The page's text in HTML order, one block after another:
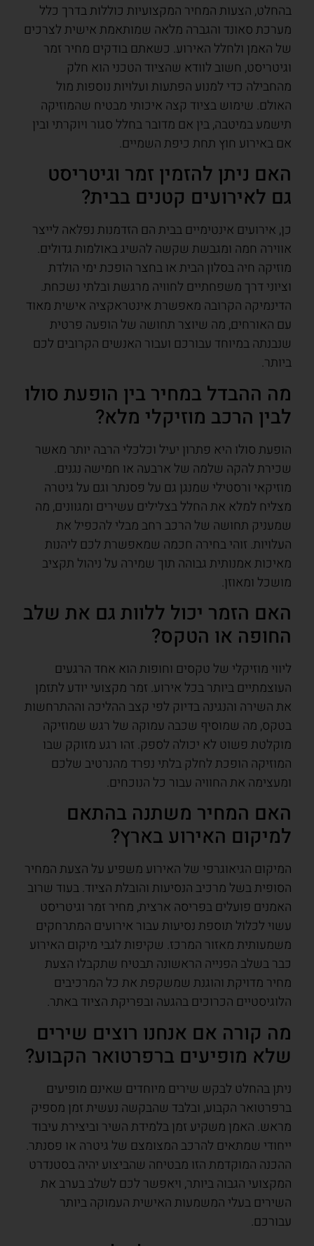
בהחלט, הצעות המחיר המקצועיות כוללות בדרך כלל
מערכת סאונד והגברה מלאה שמותאמת אישית לצרכים
של האמן ולחלל האירוע. כשאתם בודקים מחיר זמר
וגיטריסט, חשוב לוודא שהציוד הטכני הוא חלק
מהחבילה כדי למנוע הפתעות ועלויות נוספות מול
האולם. שימוש בציוד קצה איכותי מבטיח שהמוזיקה
תישמע במיטבה, בין אם מדובר בחלל סגור ויוקרתי ובין
אם באירוע חוץ תחת כיפת השמיים.
האם ניתן להזמין זמר וגיטריסט
גם לאירועים קטנים בבית?
כן, אירועים אינטימיים בבית הם הזדמנות נפלאה לייצר
אווירה חמה ומגבשת שקשה להשיג באולמות גדולים.
מוזיקה חיה בסלון הבית או בחצר הופכת ימי הולדת
וציוני דרך משפחתיים לחוויה מרגשת ובלתי נשכחת.
הדינמיקה הקרובה מאפשרת אינטראקציה אישית מאוד
עם האורחים, מה שיוצר תחושה של הופעה פרטית
שנבנתה במיוחד עבורכם ועבור האנשים הקרובים לכם
ביותר.
מה ההבדל במחיר בין הופעת סולו
לבין הרכב מוזיקלי מלא?
הופעת סולו היא פתרון יעיל וכלכלי הרבה יותר מאשר
שכירת להקה שלמה של ארבעה או חמישה נגנים.
מוזיקאי ורסטילי שמנגן גם על פסנתר וגם על גיטרה
מצליח למלא את החלל בצלילים עשירים ומגוונים, מה
שמעניק תחושה של הרכב רחב מבלי להכפיל את
העלויות. זוהי בחירה חכמה שמאפשרת לכם ליהנות
מאיכות אמנותית גבוהה תוך שמירה על ניהול תקציב
מושכל ומאוזן.
האם הזמר יכול ללוות גם את שלב
החופה או הטקס?
ליווי מוזיקלי של טקסים וחופות הוא אחד הרגעים
העוצמתיים ביותר בכל אירוע. זמר מקצועי יודע לתזמן
את השירה והנגינה בדיוק לפי קצב ההליכה וההתרחשות
בטקס, מה שמוסיף שכבה עמוקה של רגש שמוזיקה
מוקלטת פשוט לא יכולה לספק. זהו רגע מזוקק שבו
המוזיקה הופכת לחלק בלתי נפרד מהנרטיב שלכם
ומעצימה את החוויה עבור כל הנוכחים.
האם המחיר משתנה בהתאם
למיקום האירוע בארץ?
המיקום הגיאוגרפי של האירוע משפיע על הצעת המחיר
הסופית בשל מרכיב הנסיעות והובלת הציוד. בעוד שרוב
האמנים פועלים בפריסה ארצית, מחיר זמר וגיטריסט
עשוי לכלול תוספת נסיעות עבור אירועים המתרחקים
משמעותית מאזור המרכז. שקיפות לגבי מיקום האירוע
כבר בשלב הפנייה הראשונה תבטיח שתקבלו הצעת
מחיר מדויקת והוגנת שמשקפת את כל המרכיבים
הלוגיסטיים הכרוכים בהגעה ובפריקת הציוד באתר.
מה קורה אם אנחנו רוצים שירים
שלא מופיעים ברפרטואר הקבוע?
ניתן בהחלט לבקש שירים מיוחדים שאינם מופיעים
ברפרטואר הקבוע, ובלבד שהבקשה נעשית זמן מספיק
מראש. האמן משקיע זמן בלמידת השיר וביצירת עיבוד
ייחודי שמתאים להרכב המצומצם של גיטרה או פסנתר.
ההכנה המוקדמת הזו מבטיחה שהביצוע יהיה בסטנדרט
המקצועי הגבוה ביותר, ויאפשר לכם לשלב בערב את
השירים בעלי המשמעות האישית העמוקה ביותר
עבורכם.